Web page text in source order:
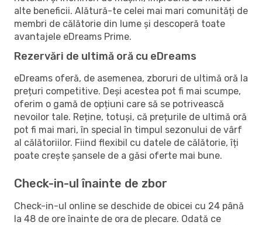
alte beneficii. Alătură-te celei mai mari comunități de
membri de călătorie din lume și descoperă toate
avantajele eDreams Prime.
Rezervări de ultimă oră cu eDreams
eDreams oferă, de asemenea, zboruri de ultimă oră la
prețuri competitive. Deși acestea pot fi mai scumpe,
oferim o gamă de opțiuni care să se potrivească
nevoilor tale. Reține, totuși, că prețurile de ultimă oră
pot fi mai mari, în special în timpul sezonului de vârf
al călătoriilor. Fiind flexibil cu datele de călătorie, îți
poate crește șansele de a găsi oferte mai bune.
Check-in-ul înainte de zbor
Check-in-ul online se deschide de obicei cu 24 până
la 48 de ore înainte de ora de plecare. Odată ce